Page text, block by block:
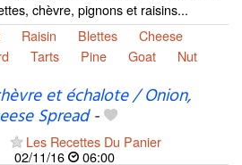
chèvre, pignons et raisins...
Raisin Blettes
Cheese
Tarts Pine Goat Nut
et échalote / Onion,
Spread-
Les Recettes Du Panier
02/11/16
06:00